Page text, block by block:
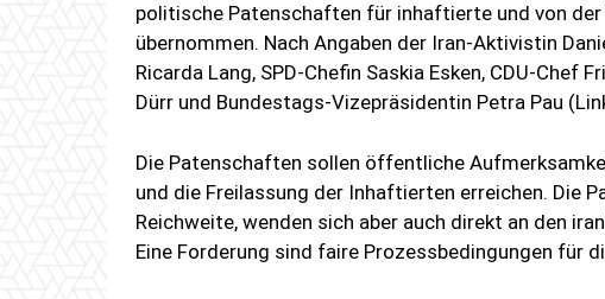
politische Patenschaften für inhaftierte und von
übernommen. Nach Angaben der Iran-Aktivistin
Ricarda Lang, SPD-Chefin Saskia Esken, CDU-Chef
Dürr und Bundestags-Vizepräsidentin Petra Pau
Die Patenschaften sollen öffentliche
und die Freilassung der Inhaftierten erreichen. Die
Reichweite, wenden sich aber auch direkt an den
Eine Forderung sind faire Prozessbedingungen für